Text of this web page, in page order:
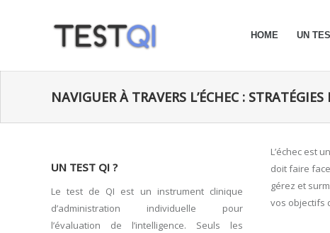
HOME UN
NAVIGUER À TRAVERS L’ÉCHEC :
UN TEST QI ?
Le test de QI est un instrument clinique
d’administration individuelle pour
l’évaluation de l’intelligence. Seuls les
L’échec est
doit faire
gérez et
vos objectifs